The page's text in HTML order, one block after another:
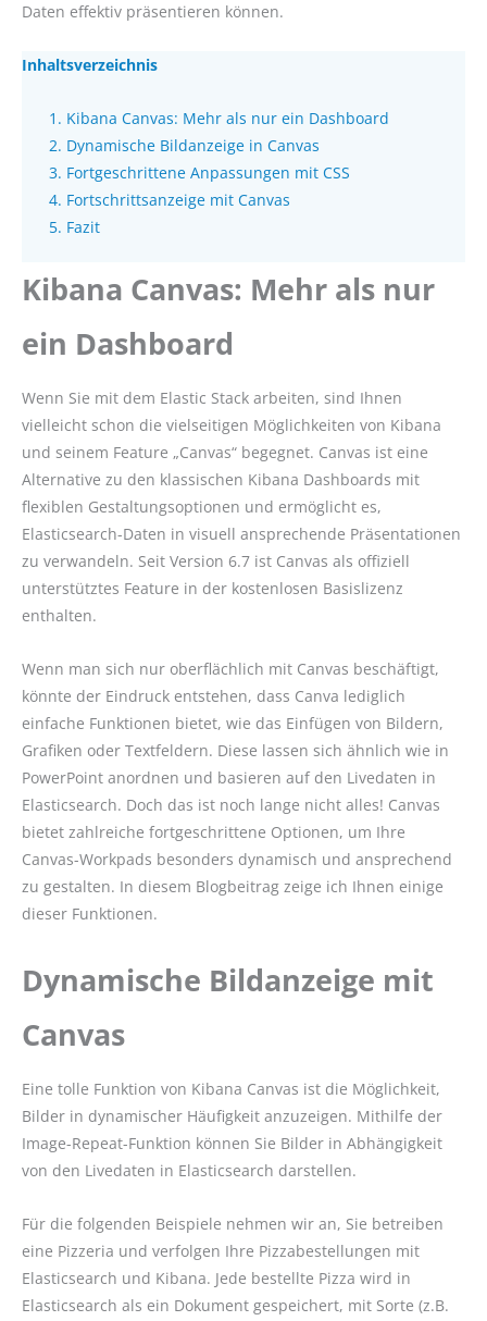
Daten effektiv präsentieren können.
Inhaltsverzeichnis
Kibana Canvas: Mehr als nur ein Dashboard
Dynamische Bildanzeige in Canvas
Fortgeschrittene Anpassungen mit CSS
Fortschrittsanzeige mit Canvas
Fazit
Kibana Canvas: Mehr als nur
ein Dashboard
Wenn Sie mit dem Elastic Stack arbeiten, sind Ihnen
vielleicht schon die vielseitigen Möglichkeiten von Kibana
und seinem Feature „Canvas“ begegnet. Canvas ist eine
Alternative zu den klassischen Kibana Dashboards mit
flexiblen Gestaltungsoptionen und ermöglicht es,
Elasticsearch-Daten in visuell ansprechende Präsentationen
zu verwandeln. Seit Version 6.7 ist Canvas als offiziell
unterstütztes Feature in der kostenlosen Basislizenz
enthalten.
Wenn man sich nur oberflächlich mit Canvas beschäftigt,
könnte der Eindruck entstehen, dass Canva lediglich
einfache Funktionen bietet, wie das Einfügen von Bildern,
Grafiken oder Textfeldern. Diese lassen sich ähnlich wie in
PowerPoint anordnen und basieren auf den Livedaten in
Elasticsearch. Doch das ist noch lange nicht alles! Canvas
bietet zahlreiche fortgeschrittene Optionen, um Ihre
Canvas-Workpads besonders dynamisch und ansprechend
zu gestalten. In diesem Blogbeitrag zeige ich Ihnen einige
dieser Funktionen.
Dynamische Bildanzeige mit
Canvas
Eine tolle Funktion von Kibana Canvas ist die Möglichkeit,
Bilder in dynamischer Häufigkeit anzuzeigen. Mithilfe der
Image-Repeat-Funktion können Sie Bilder in Abhängigkeit
von den Livedaten in Elasticsearch darstellen.
Für die folgenden Beispiele nehmen wir an, Sie betreiben
eine Pizzeria und verfolgen Ihre Pizzabestellungen mit
Elasticsearch und Kibana. Jede bestellte Pizza wird in
Elasticsearch als ein Dokument gespeichert, mit Sorte (z.B.